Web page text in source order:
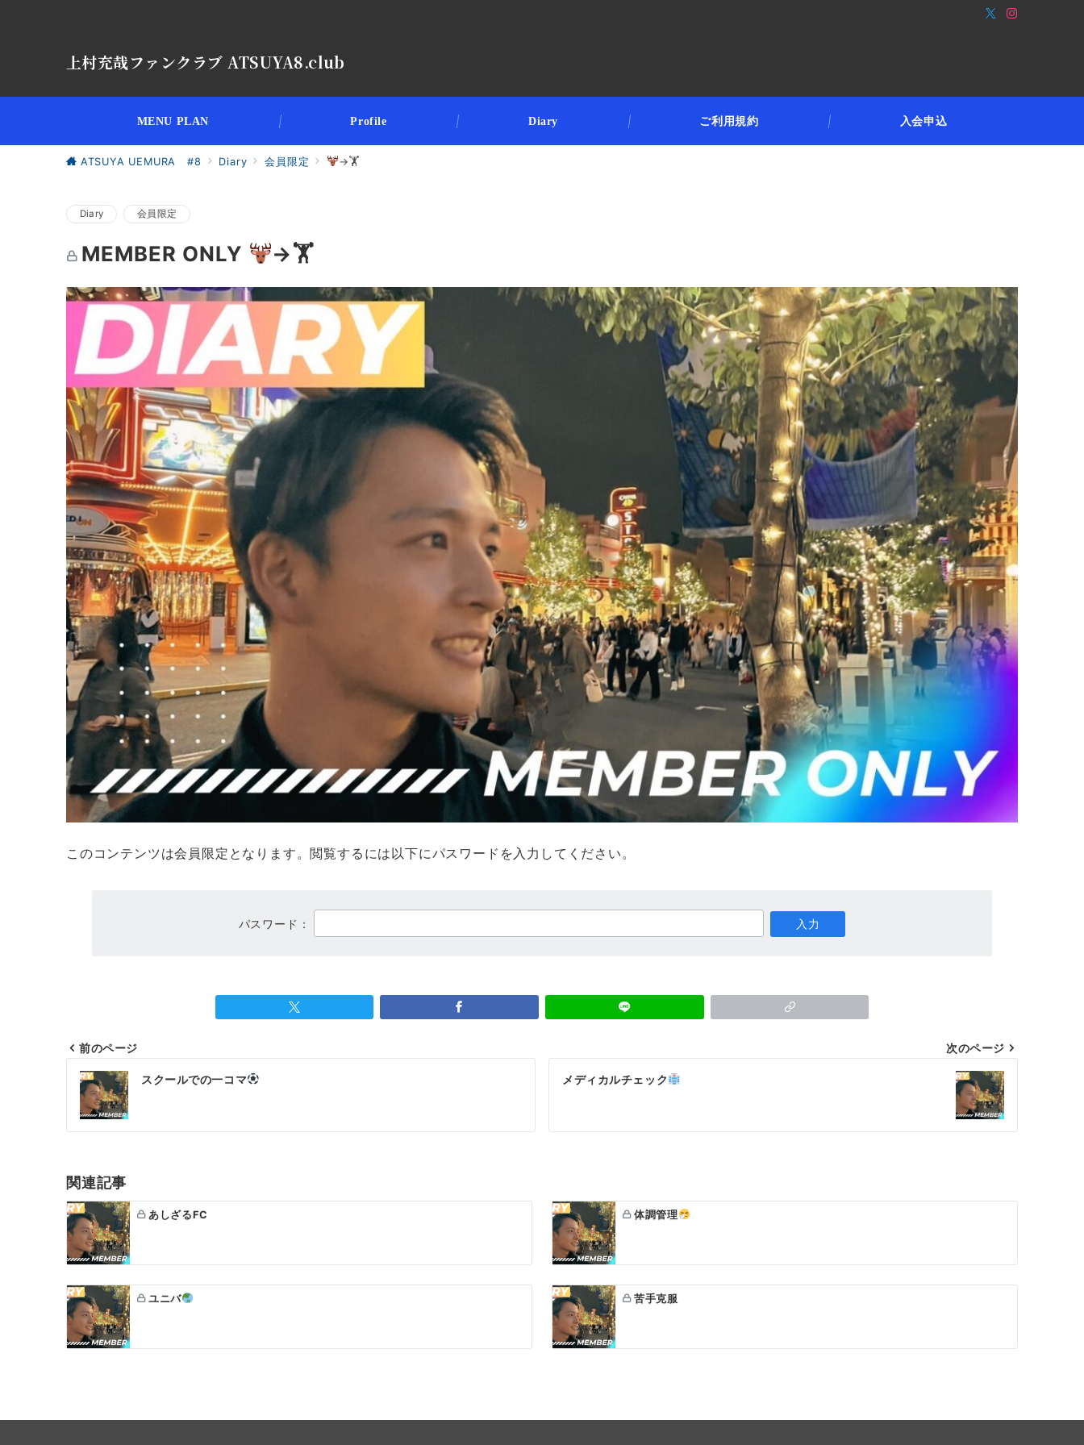
上村充哉ファンクラブ ATSUYA8.club
MENU PLAN Profile Diary ご利用規約 入会申込
ATSUYA UEMURA #8 Diary 会員限定 →🏋
Diary 会員限定
MEMBER ONLY →🏋
このコンテンツは会員限定となります。閲覧するには以下にパスワードを入力してください。
パスワード：
投
稿
ナ
ゲ
ー
シ
ョ
ン
前のページ
スクールでの一コマ
次のページ
メディカルチェック
関連記事
あしざるFC 体調管理
ユニバ 苦手克服